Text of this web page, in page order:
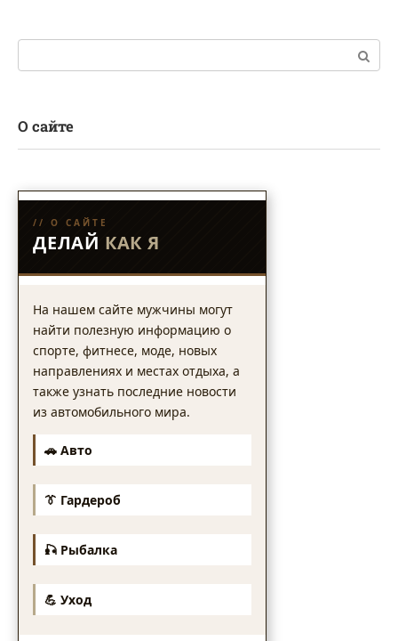
Поиск:
О сайте
// О САЙТЕ
ДЕЛАЙ КАК Я
На нашем сайте мужчины могут
найти полезную информацию о
спорте, фитнесе, моде, новых
направлениях и местах отдыха, а
также узнать последние новости
из автомобильного мира.
🚗 Авто
👔 Гардероб
🎣 Рыбалка
💪 Уход